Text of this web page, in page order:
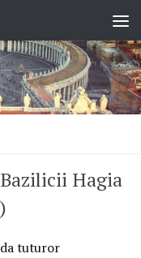
Hagia
tuturor